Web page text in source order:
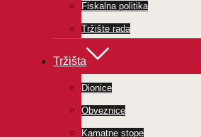
Fiskalna politika
Tržište rada
Tržišta
Dionice
Obveznice
Kamatne stope